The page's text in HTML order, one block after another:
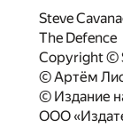
Steve
The Defence
Copyright ©
© Артём
© Издание
ООО